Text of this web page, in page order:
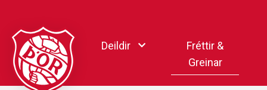
efni
Deildir
Fréttir &
Greinar